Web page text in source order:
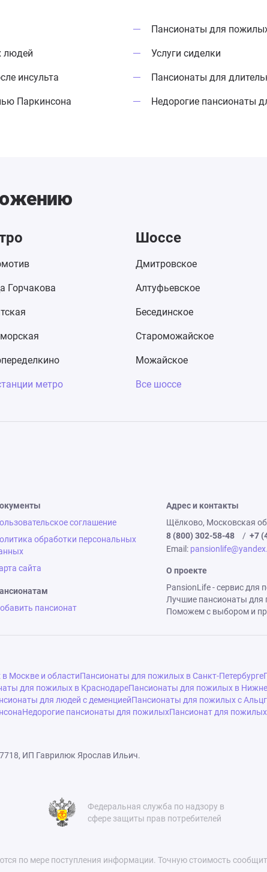
людей
инсульта
Паркинсона
Пансионаты для
Услуги сиделки
Пансионаты для
Недорогие пансионаты
Горчакова
метро
Шоссе
Дмитровское
Алтуфьевское
Бесединское
Староможайское
Можайское
Все шоссе
соглашение
обработки персональных
сайта
пансионат
Адрес и контакты
Щёлково, Московская
8 (800) 302-58-48
/ +7
Email:
О проекте
PansionLife - сервис для
Лучшие пансионаты для
Поможем с выбором и
Москве и областиПансионаты для пожилых в Санкт-Петербурге
для пожилых в КраснодареПансионаты для пожилых в
для людей с деменциейПансионаты для пожилых с
Недорогие пансионаты для пожилыхПансионат для
ИП Гаврилюк Ярослав Ильич.
Федеральная служба по надзору в
сфере защиты прав потребителей
по мере поступления информации. Точную стоимость